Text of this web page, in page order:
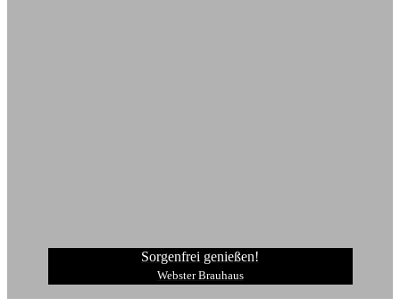
Sorgenfrei genießen!
Webster Brauhaus